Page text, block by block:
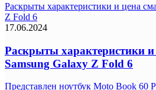
Раскрыты характеристики и цена
Z Fold 6
17.06.2024
Раскрыты характеристики
Samsung Galaxy Z Fold 6
Представлен ноутбук Moto Book 60